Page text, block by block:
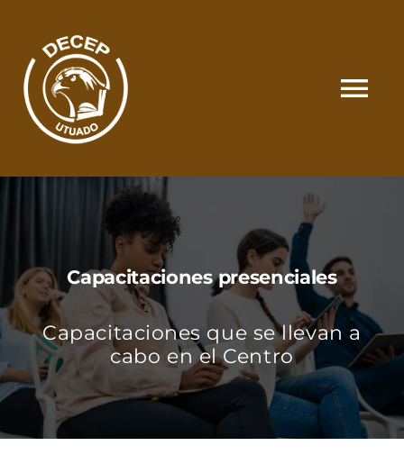
content
SOMOS
MATRÍCULA Y PAGOS
CONTACTO
MI CUENTA
Capacitaciones presenciales
Capacitaciones que se llevan a
cabo en el Centro